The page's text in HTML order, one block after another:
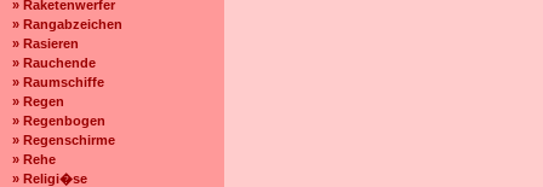
» Raketenwerfer
» Rangabzeichen
» Rasieren
» Rauchende
» Raumschiffe
» Regen
» Regenbogen
» Regenschirme
» Rehe
» Religi�se